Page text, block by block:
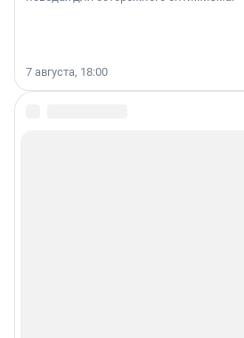
7 августа, 18:00